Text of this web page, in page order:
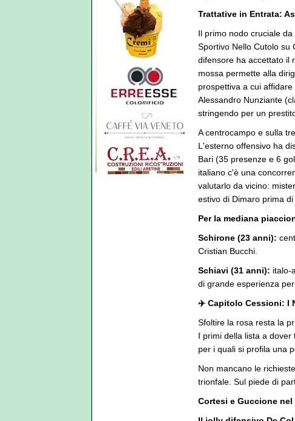
Trattative in Entrata:
Il primo nodo cruciale
Sportivo Nello Cutolo su
difensore ha accettato il
mossa permette alla
prospettiva a cui
Alessandro Nunziante
stringendo per un
A centrocampo e sulla
L'esterno offensivo ha
Bari (35 presenze e 6
italiano c'è una
valutarlo da vicino:
estivo di Dimaro prima
Per la mediana
Schirone (23 anni):
Cristian Bucchi.
Schiavi (31 anni): italo-
di grande esperienza per
✈️ Capitolo Cessioni: I
Sfoltire la rosa resta la
I primi della lista a dover
per i quali si profila una
Non mancano le
trionfale. Sul piede di
Cortesi e Guccione nel